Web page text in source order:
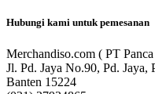
Hubungi kami untuk pemesanan
Merchandiso.com ( PT
Jl. Pd. Jaya No.90, Pd. Jaya,
Banten 15224